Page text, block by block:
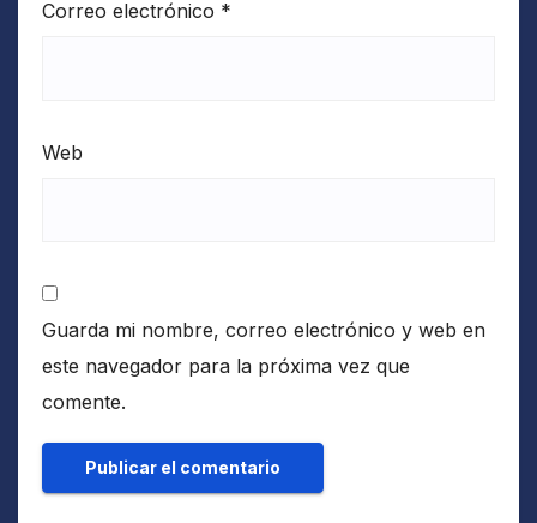
Correo electrónico *
Web
Guarda mi nombre, correo electrónico y web en
este navegador para la próxima vez que
comente.